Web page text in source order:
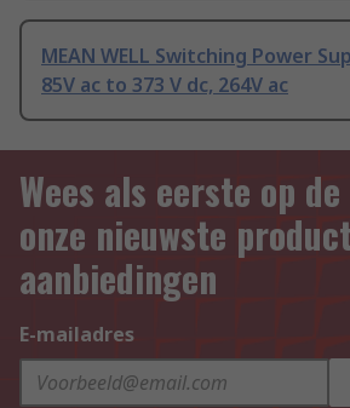
MEAN WELL Switching Power
85V ac to 373 V dc, 264V ac
Wees als eerste op
onze nieuwste
aanbiedingen
E-mailadres